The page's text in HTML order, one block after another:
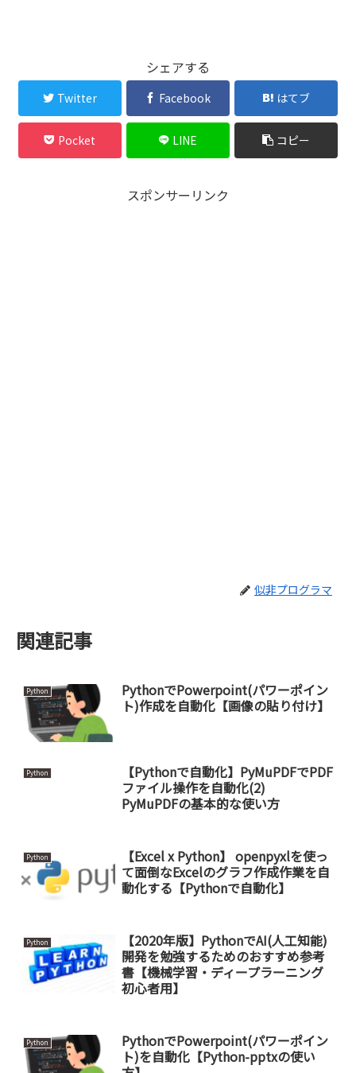
シェアする
Twitter Facebook はてブ
Pocket LINE コピー
スポンサーリンク
似非プログラマ
関連記事
Python
PythonでPowerpoint(パワーポイン
ト)作成を自動化【画像の貼り付け】
Python
【Pythonで自動化】PyMuPDFでPDF
ファイル操作を自動化(2)
PyMuPDFの基本的な使い方
Python
【Excel x Python】 openpyxlを使っ
て面倒なExcelのグラフ作成作業を自
動化する【Pythonで自動化】
Python
【2020年版】PythonでAI(人工知能)
開発を勉強するためのおすすめ参考
書【機械学習・ディープラーニング
初心者用】
Python
PythonでPowerpoint(パワーポイン
ト)を自動化【Python-pptxの使い